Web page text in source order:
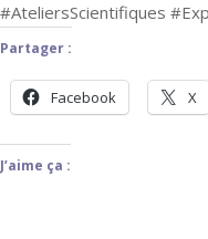
#AteliersScientifiques
Partager :
Facebook X
J’aime ça :